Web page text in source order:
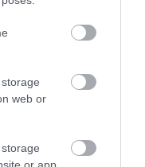
web or
or app.